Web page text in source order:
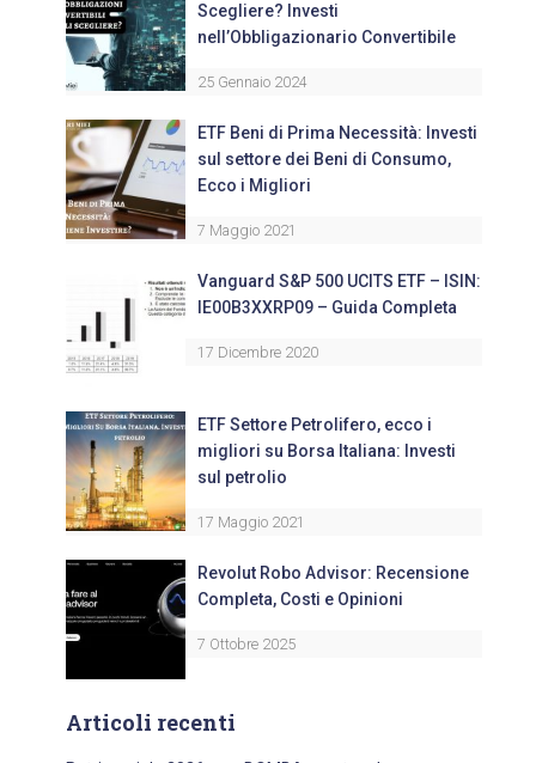
Scegliere? Investi
nell’Obbligazionario Convertibile
25 Gennaio 2024
ETF Beni di Prima Necessità: Investi
sul settore dei Beni di Consumo,
Ecco i Migliori
7 Maggio 2021
Vanguard S&P 500 UCITS ETF – ISIN:
IE00B3XXRP09 – Guida Completa
17 Dicembre 2020
ETF Settore Petrolifero, ecco i
migliori su Borsa Italiana: Investi
sul petrolio
17 Maggio 2021
Revolut Robo Advisor: Recensione
Completa, Costi e Opinioni
7 Ottobre 2025
Articoli recenti